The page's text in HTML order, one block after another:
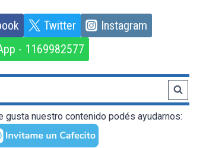
Twitter
Instagram
- 1169982577
gusta nuestro contenido podés ayudarnos: